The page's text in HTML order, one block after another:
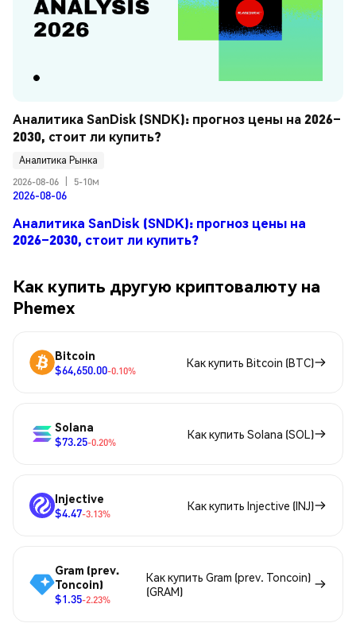
Аналитика SanDisk (SNDK): прогноз цены на 2026–
2030, стоит ли купить?
Аналитика Рынка
2026-08-06
5-10м
2026-08-06
Аналитика SanDisk (SNDK): прогноз цены на
2026–2030, стоит ли купить?
Как купить другую криптовалюту на
Phemex
Bitcoin
$64,650.00-0.10%
Как купить Bitcoin (BTC)
Solana
$73.25-0.20%
Как купить Solana (SOL)
Injective
$4.47-3.13%
Как купить Injective (INJ)
Gram (prev.
Toncoin)
$1.35-2.23%
Как купить Gram (prev. Toncoin)
(GRAM)